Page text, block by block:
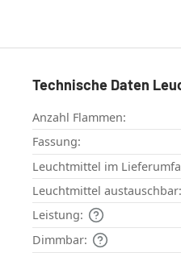
Technische Daten
Anzahl Flammen:
Fassung:
Leuchtmittel im
Leuchtmittel austauschbar:
Leistung:
Dimmbar: